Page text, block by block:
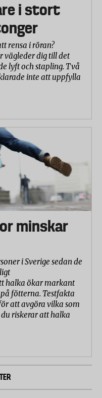
i stort
rensa i röran?
vägleder dig till det
lyft och stapling. Två
inte att uppfylla
minskar
i Sverige sedan de
halka ökar markant
fötterna. Testfakta
att avgöra vilka som
riskerar att halka